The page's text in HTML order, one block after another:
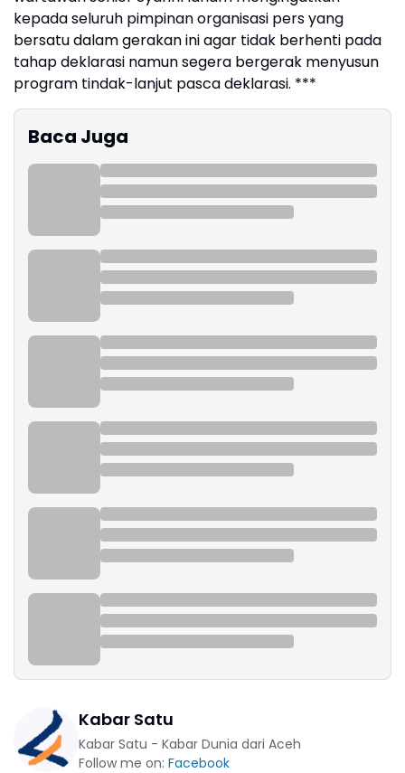
kepada seluruh pimpinan organisasi pers yang
bersatu dalam gerakan ini agar tidak berhenti pada
tahap deklarasi namun segera bergerak menyusun
program tindak-lanjut pasca deklarasi. ***
Baca Juga
Kabar Satu
Kabar Satu - Kabar Dunia dari Aceh
Follow me on: Facebook